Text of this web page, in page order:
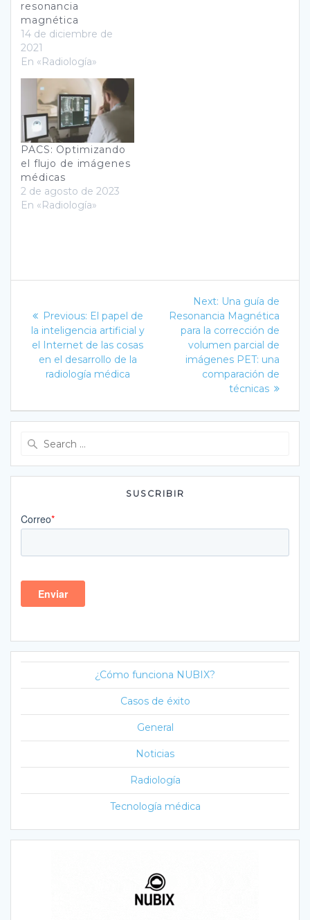
resonancia
magnética
14 de diciembre de
2021
En «Radiología»
PACS: Optimizando
el flujo de imágenes
médicas
2 de agosto de 2023
En «Radiología»
de
entradas
Previous: Previous
post:
El papel de
la inteligencia artificial y
el Internet de las cosas
en el desarrollo de la
radiología médica
Next: Next
post:
Una guía de
Resonancia Magnética
para la corrección de
volumen parcial de
imágenes PET: una
comparación de
técnicas
SUSCRIBIR
¿Cómo funciona NUBIX?
Casos de éxito
General
Noticias
Radiología
Tecnología médica